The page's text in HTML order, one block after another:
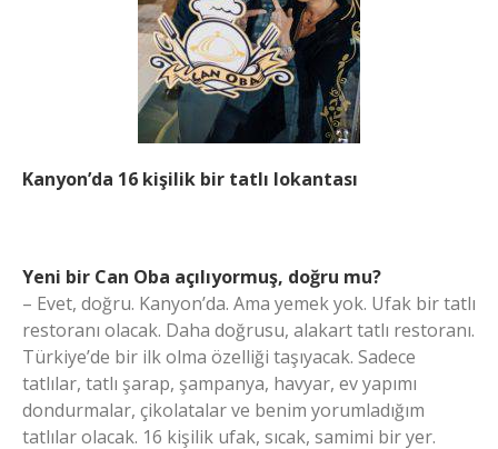
Kanyon’da 16 kişilik bir tatlı lokantası
Yeni bir Can Oba açılıyormuş, doğru mu?
– Evet, doğru. Kanyon’da. Ama yemek yok. Ufak bir tatlı
restoranı olacak. Daha doğrusu, alakart tatlı restoranı.
Türkiye’de bir ilk olma özelliği taşıyacak. Sadece
tatlılar, tatlı şarap, şampanya, havyar, ev yapımı
dondurmalar, çikolatalar ve benim yorumladığım
tatlılar olacak. 16 kişilik ufak, sıcak, samimi bir yer.